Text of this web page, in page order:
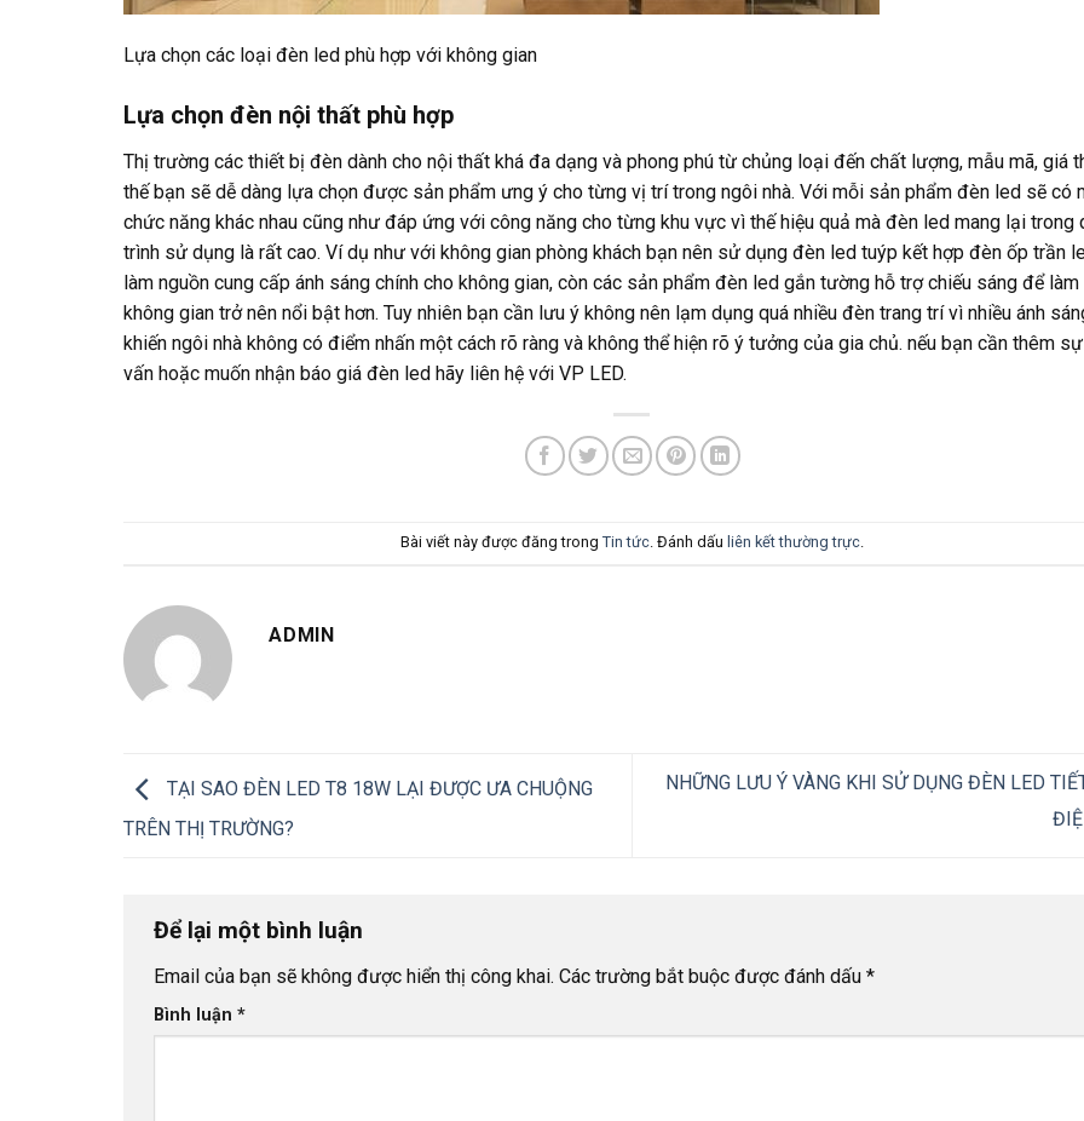
Lựa chọn các loại đèn led phù hợp với không gian
Lựa chọn đèn nội thất phù hợp
Thị trường các thiết bị đèn dành cho nội thất khá đa dạng và phong phú từ chủng loại đến chất lượng, mẫu mã, giá
thế bạn sẽ dễ dàng lựa chọn được sản phẩm ưng ý cho từng vị trí trong ngôi nhà. Với mỗi sản phẩm đèn led sẽ có
chức năng khác nhau cũng như đáp ứng với công năng cho từng khu vực vì thế hiệu quả mà đèn led mang lại trong
trình sử dụng là rất cao. Ví dụ như với không gian phòng khách bạn nên sử dụng đèn led tuýp kết hợp đèn ốp trần
làm nguồn cung cấp ánh sáng chính cho không gian, còn các sản phẩm đèn led gắn tường hỗ trợ chiếu sáng để làm
không gian trở nên nổi bật hơn. Tuy nhiên bạn cần lưu ý không nên lạm dụng quá nhiều đèn trang trí vì nhiều ánh
khiến ngôi nhà không có điểm nhấn một cách rõ ràng và không thể hiện rõ ý tưởng của gia chủ. nếu bạn cần thêm
vấn hoặc muốn nhận báo giá đèn led hãy liên hệ với VP LED.
Bài viết này được đăng trong Tin tức. Đánh dấu liên kết thường trực.
ADMIN
TẠI SAO ĐÈN LED T8 18W LẠI ĐƯỢC ƯA CHUỘNG
TRÊN THỊ TRƯỜNG?
NHỮNG LƯU Ý VÀNG KHI SỬ DỤNG ĐÈN LED
Để lại một bình luận
Email của bạn sẽ không được hiển thị công khai. Các trường bắt buộc được đánh dấu *
Bình luận *